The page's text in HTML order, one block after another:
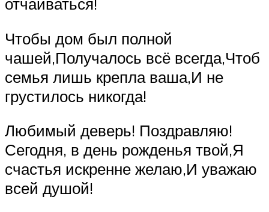
Чтобы дом был полной
чашей,Получалось всё всегда,Чтоб
семья лишь крепла ваша,И не
грустилось никогда!
Любимый деверь! Поздравляю!
Сегодня, в день рожденья твой,Я
счастья искренне желаю,И уважаю
всей душой!